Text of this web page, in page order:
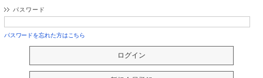
パスワード
パスワードを忘れた方はこちら